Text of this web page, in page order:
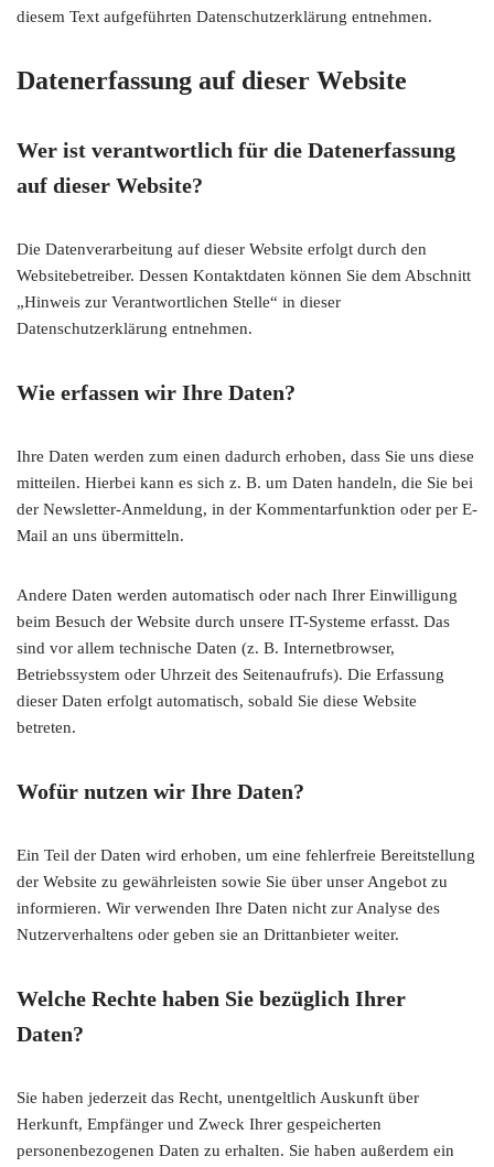
diesem Text aufgeführten Datenschutzerklärung entnehmen.
Datenerfassung auf dieser Website
Wer ist verantwortlich für die Datenerfassung
auf dieser Website?
Die Datenverarbeitung auf dieser Website erfolgt durch den
Websitebetreiber. Dessen Kontaktdaten können Sie dem Abschnitt
„Hinweis zur Verantwortlichen Stelle“ in dieser
Datenschutzerklärung entnehmen.
Wie erfassen wir Ihre Daten?
Ihre Daten werden zum einen dadurch erhoben, dass Sie uns diese
mitteilen. Hierbei kann es sich z. B. um Daten handeln, die Sie bei
der Newsletter-Anmeldung, in der Kommentarfunktion oder per E-
Mail an uns übermitteln.
Andere Daten werden automatisch oder nach Ihrer Einwilligung
beim Besuch der Website durch unsere IT-Systeme erfasst. Das
sind vor allem technische Daten (z. B. Internetbrowser,
Betriebssystem oder Uhrzeit des Seitenaufrufs). Die Erfassung
dieser Daten erfolgt automatisch, sobald Sie diese Website
betreten.
Wofür nutzen wir Ihre Daten?
Ein Teil der Daten wird erhoben, um eine fehlerfreie Bereitstellung
der Website zu gewährleisten sowie Sie über unser Angebot zu
informieren. Wir verwenden Ihre Daten nicht zur Analyse des
Nutzerverhaltens oder geben sie an Drittanbieter weiter.
Welche Rechte haben Sie bezüglich Ihrer
Daten?
Sie haben jederzeit das Recht, unentgeltlich Auskunft über
Herkunft, Empfänger und Zweck Ihrer gespeicherten
personenbezogenen Daten zu erhalten. Sie haben außerdem ein